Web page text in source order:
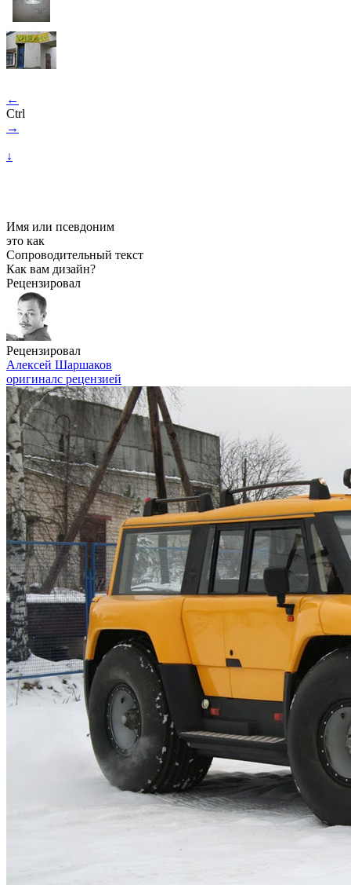
←
Ctrl
→
↓
Имя или псевдоним
это как
Сопроводительный текст
Как вам дизайн?
Рецензировал
Рецензировал
Алексей Шаршаков
оригиналс рецензией